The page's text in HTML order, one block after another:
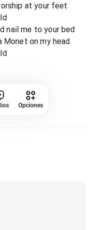
at your feet
nail me to your bed
Monet on my head
Opciones